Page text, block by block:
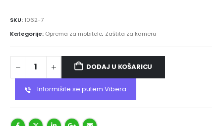
SKU: 1062-7
Kategorije: Oprema za mobitele, Zaštita za kameru
DODAJ U KOŠARICU
Informišite se putem Vibera